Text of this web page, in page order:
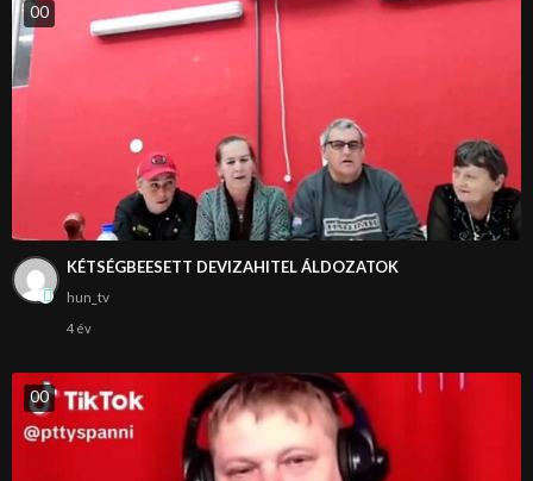
00
KÉTSÉGBEESETT DEVIZAHITEL ÁLDOZATOK
hun_tv
4 év
00